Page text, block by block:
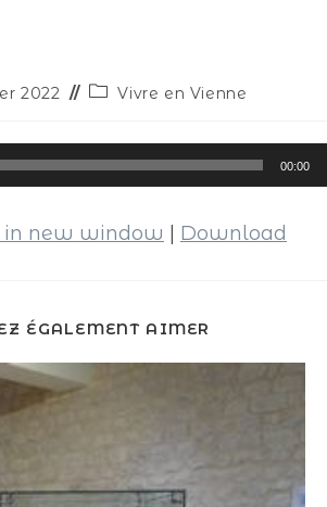
2022 Vivre en Vienne
00:00
in new window Download
ÉGALEMENT AIMER